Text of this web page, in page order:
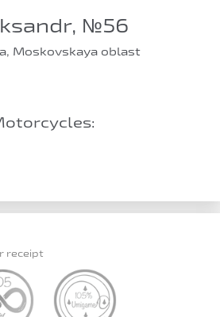
№56
Moskovskaya oblast
receipt